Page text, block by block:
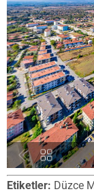
Etiketler: Düzce